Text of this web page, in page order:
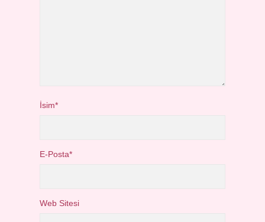
İsim*
E-Posta*
Web Sitesi